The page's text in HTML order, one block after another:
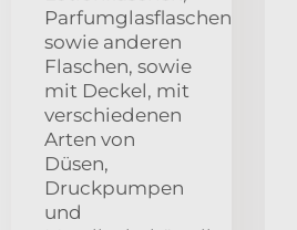
Parfumglasflaschen
sowie anderen
Flaschen, sowie
mit Deckel, mit
verschiedenen
Arten von
Düsen,
Druckpumpen
und